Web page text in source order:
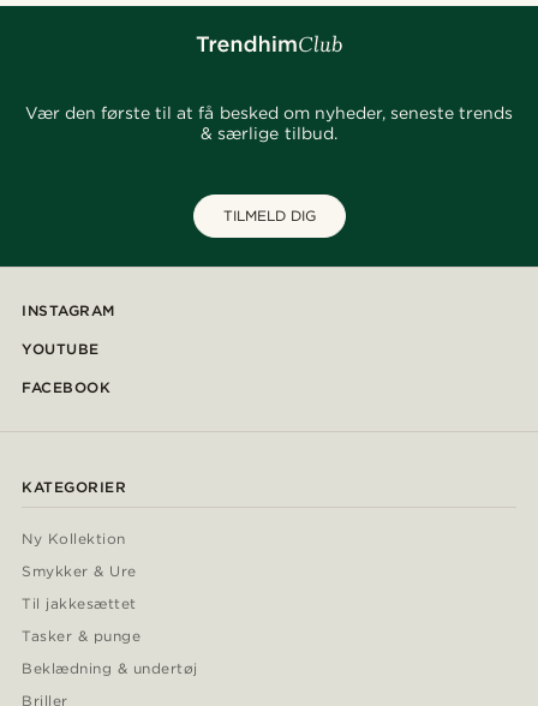
Vær den første til at få besked om nyheder, seneste trends
& særlige tilbud.
TILMELD DIG
INSTAGRAM
YOUTUBE
FACEBOOK
KATEGORIER
Ny Kollektion
Smykker & Ure
Til jakkesættet
Tasker & punge
Beklædning & undertøj
Briller